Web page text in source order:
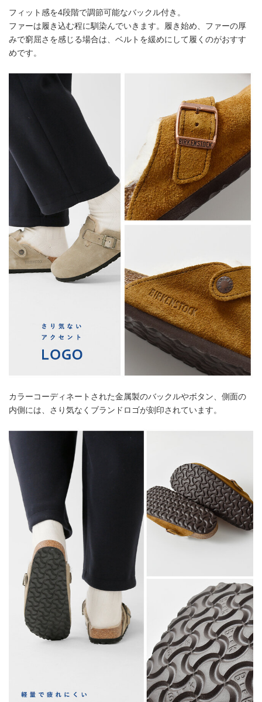
フィット感を4段階で調節可能なバックル付き。
ファーは履き込む程に馴染んでいきます。履き始め、ファーの厚
みで窮屈さを感じる場合は、ベルトを緩めにして履くのがおすす
めです。
カラーコーディネートされた金属製のバックルやボタン、側面の
内側には、さり気なくブランドロゴが刻印されています。